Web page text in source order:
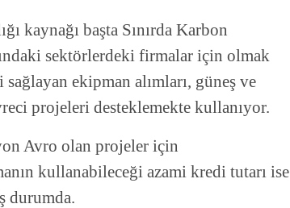
kaynağı başta Sınırda Karbon
sektörlerdeki firmalar için olmak
ekipman alımları, güneş ve
projeleri desteklemekte kullanıyor.
Avro olan projeler için
kullanabileceği azami kredi tutarı ise
durumda.